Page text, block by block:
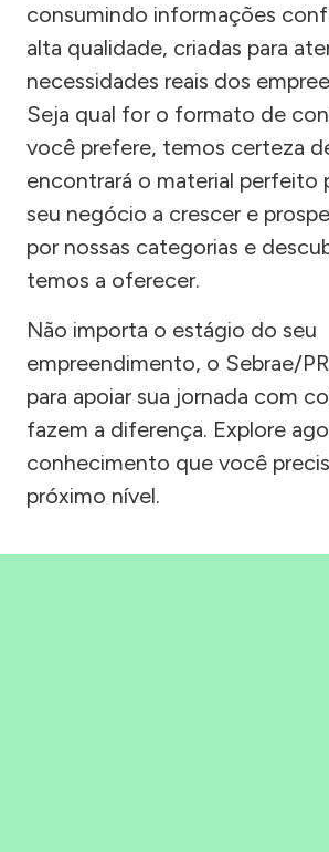
consumindo informações
alta qualidade, criadas para
necessidades reais dos
Seja qual for o formato de
você prefere, temos certeza
encontrará o material perfeito
seu negócio a crescer e
por nossas categorias e
temos a oferecer.
Não importa o estágio do seu
empreendimento, o Sebrae/
para apoiar sua jornada com
fazem a diferença. Explore
conhecimento que você
próximo nível.